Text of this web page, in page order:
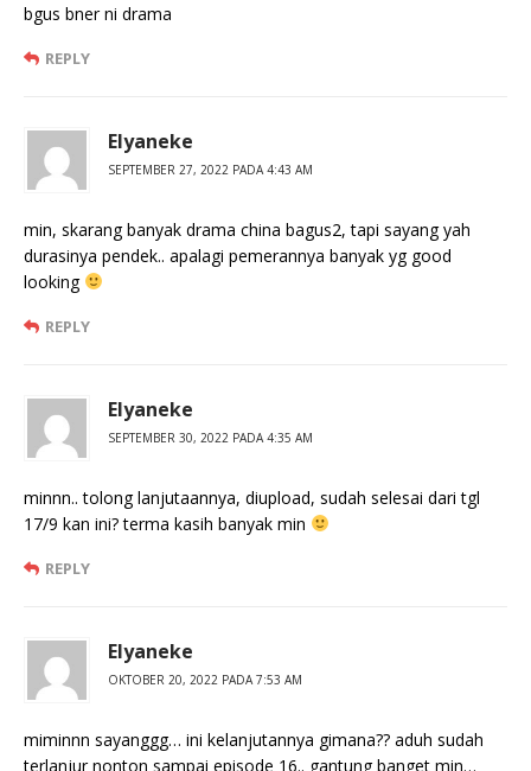
bgus bner ni drama
REPLY
Elyaneke
SEPTEMBER 27, 2022 PADA 4:43 AM
min, skarang banyak drama china bagus2, tapi sayang yah
durasinya pendek.. apalagi pemerannya banyak yg good
looking
REPLY
Elyaneke
SEPTEMBER 30, 2022 PADA 4:35 AM
minnn.. tolong lanjutaannya, diupload, sudah selesai dari tgl
17/9 kan ini? terma kasih banyak min
REPLY
Elyaneke
OKTOBER 20, 2022 PADA 7:53 AM
miminnn sayanggg… ini kelanjutannya gimana?? aduh sudah
terlanjur nonton sampai episode 16.. gantung banget min…